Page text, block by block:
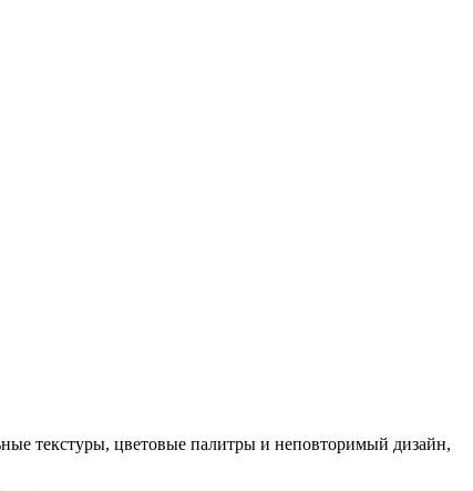
текстуры, цветовые палитры и неповторимый дизайн,